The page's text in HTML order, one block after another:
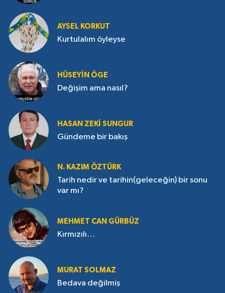
AYSEL KORKUT
Kurtulalım öyleyse
HÜSEYIN ÖGE
Değişim ama nasıl?
HASAN ZEKI SUNGUR
Gündeme bir bakış
N. KAZIM ÖZTÜRK
Tarih nedir ve tarihin(geleceğin) bir sonu
var mı?
MEHMET CAN GÜRBÜZ
Kırmızılı…
MURAT SOLMAZ
Bedava değilmiş